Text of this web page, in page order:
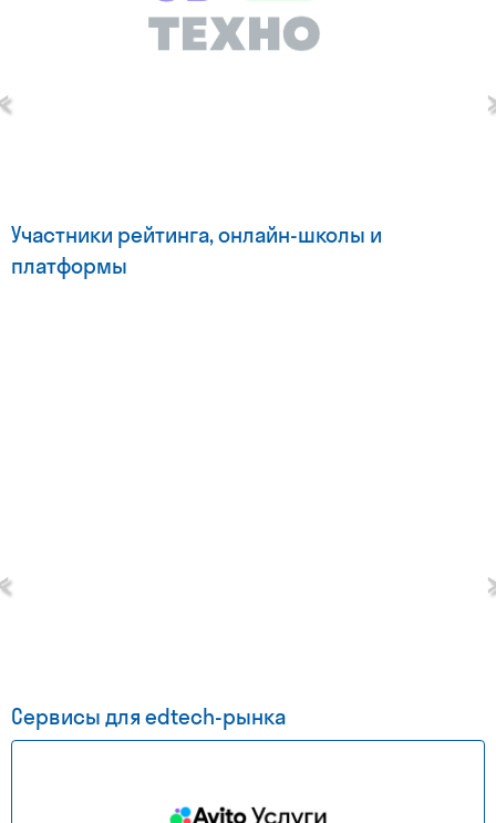
Участники рейтинга, онлайн-школы и
платформы
Сервисы для edtech-рынка